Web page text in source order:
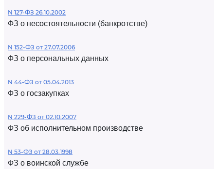
N 127-ФЗ 26.10.2002
ФЗ о несостоятельности (банкротстве)
N 152-ФЗ от 27.07.2006
ФЗ о персональных данных
N 44-ФЗ от 05.04.2013
ФЗ о госзакупках
N 229-ФЗ от 02.10.2007
ФЗ об исполнительном производстве
N 53-ФЗ от 28.03.1998
ФЗ о воинской службе